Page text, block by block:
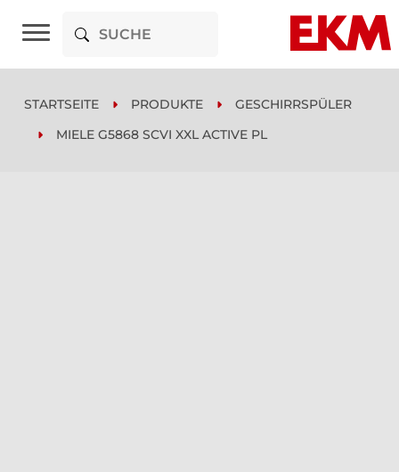
STARTSEITE PRODUKTE
GESCHIRRSPÜLER
MIELE G5868 SCVI XXL ACTIVE PL